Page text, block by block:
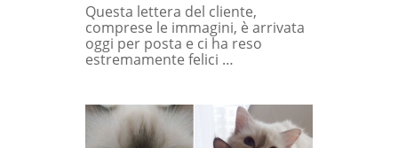
Questa lettera del cliente,
comprese le immagini, è arrivata
oggi per posta e ci ha reso
estremamente felici …